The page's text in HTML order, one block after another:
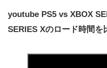
youtube PS5 vs XBOX
SERIES Xのロード時間を